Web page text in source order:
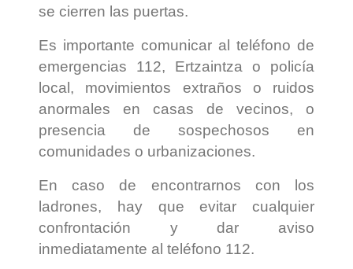
se cierren las puertas.
Es importante comunicar al teléfono de
emergencias 112, Ertzaintza o policía
local, movimientos extraños o ruidos
anormales en casas de vecinos, o
presencia de sospechosos en
comunidades o urbanizaciones.
En caso de encontrarnos con los
ladrones, hay que evitar cualquier
confrontación y dar aviso
inmediatamente al teléfono 112.